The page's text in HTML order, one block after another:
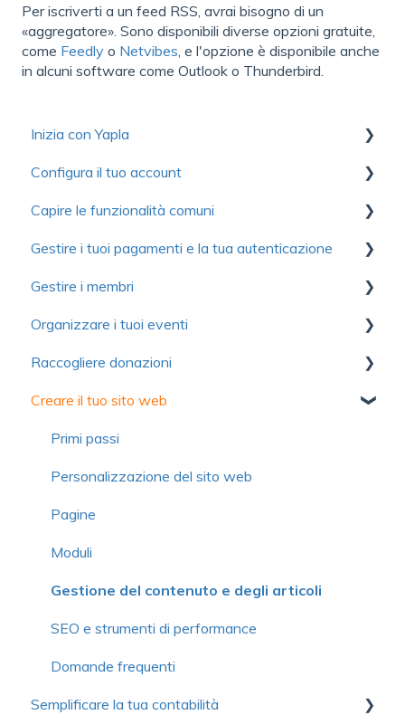
Per iscriverti a un feed RSS, avrai bisogno di un
«aggregatore». Sono disponibili diverse opzioni gratuite,
come Feedly o Netvibes , e l'opzione è disponibile anche
in alcuni software come Outlook o Thunderbird.
Inizia con Yapla
Raccolta di risorse utili per scoprire Yapla
Per iniziare
Ottimizzare l'utilizzo di Yapla
Informazioni su Yapla
Configura il tuo account
Primi passi
Account
Fatturazione
Licenze e utenti
Domande frequenti
Capire le funzionalità comuni
Comunicazioni
Moduli
Immagini e media
Domande frequenti
Gestire i tuoi pagamenti e la tua autenticazione
Autenticazione
Pagamento
Contributo volontario e commissione
Domande frequenti
Gestire i membri
Primi passi
Importare i membri
Campagne di adesione semplificate
Gestione dei membri
Scheda del membro
Modulo
Comunicazioni
Gestione delle organizzazioni o famiglie
Gestione delle adesioni
Prezzi
Organizzazione o famiglia
Organizzare i tuoi eventi
Primi passi
Configurazione
Moduli
Biglietti elettronici
Impostazioni avanzate
Comunicazioni
Gestione dei prezzi
Gestione delle iscrizioni
Gestione delle attività con le sessioni
Congressi
Raccogliere donazioni
Primi passi
Gestione delle donazioni
Attestazioni di donazione
Donazioni ricorrenti
Gestione delle campagne
Gestione delle campagne partecipative
Gestione dei donatori
Domande frequenti
Creare il tuo sito web
Primi passi
Personalizzazione del sito web
Pagine
Moduli
Gestione del contenuto e degli articoli
SEO e strumenti di performance
Domande frequenti
Semplificare la tua contabilità